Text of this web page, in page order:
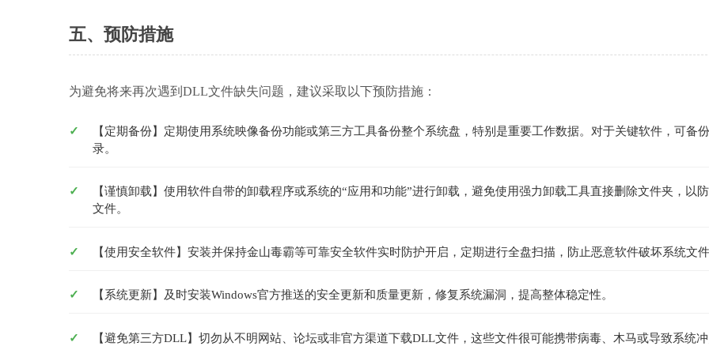
五、预防措施
为避免将来再次遇到DLL文件缺失问题，建议采取以下预防措施：
【定期备份】定期使用系统映像备份功能或第三方工具备份整个系统盘，特别是重要工作数据。对于关键软件，可备
录。
【谨慎卸载】使用软件自带的卸载程序或系统的“应用和功能”进行卸载，避免使用强力卸载工具直接删除文件夹，以
文件。
【使用安全软件】安装并保持金山毒霸等可靠安全软件实时防护开启，定期进行全盘扫描，防止恶意软件破坏系统文件
【系统更新】及时安装Windows官方推送的安全更新和质量更新，修复系统漏洞，提高整体稳定性。
【避免第三方DLL】切勿从不明网站、论坛或非官方渠道下载DLL文件，这些文件很可能携带病毒、木马或导致系统冲